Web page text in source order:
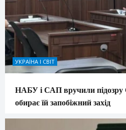
УКРАЇНА І СВІТ
НАБУ і САП вручили підозру
обирає їй запобіжний захід